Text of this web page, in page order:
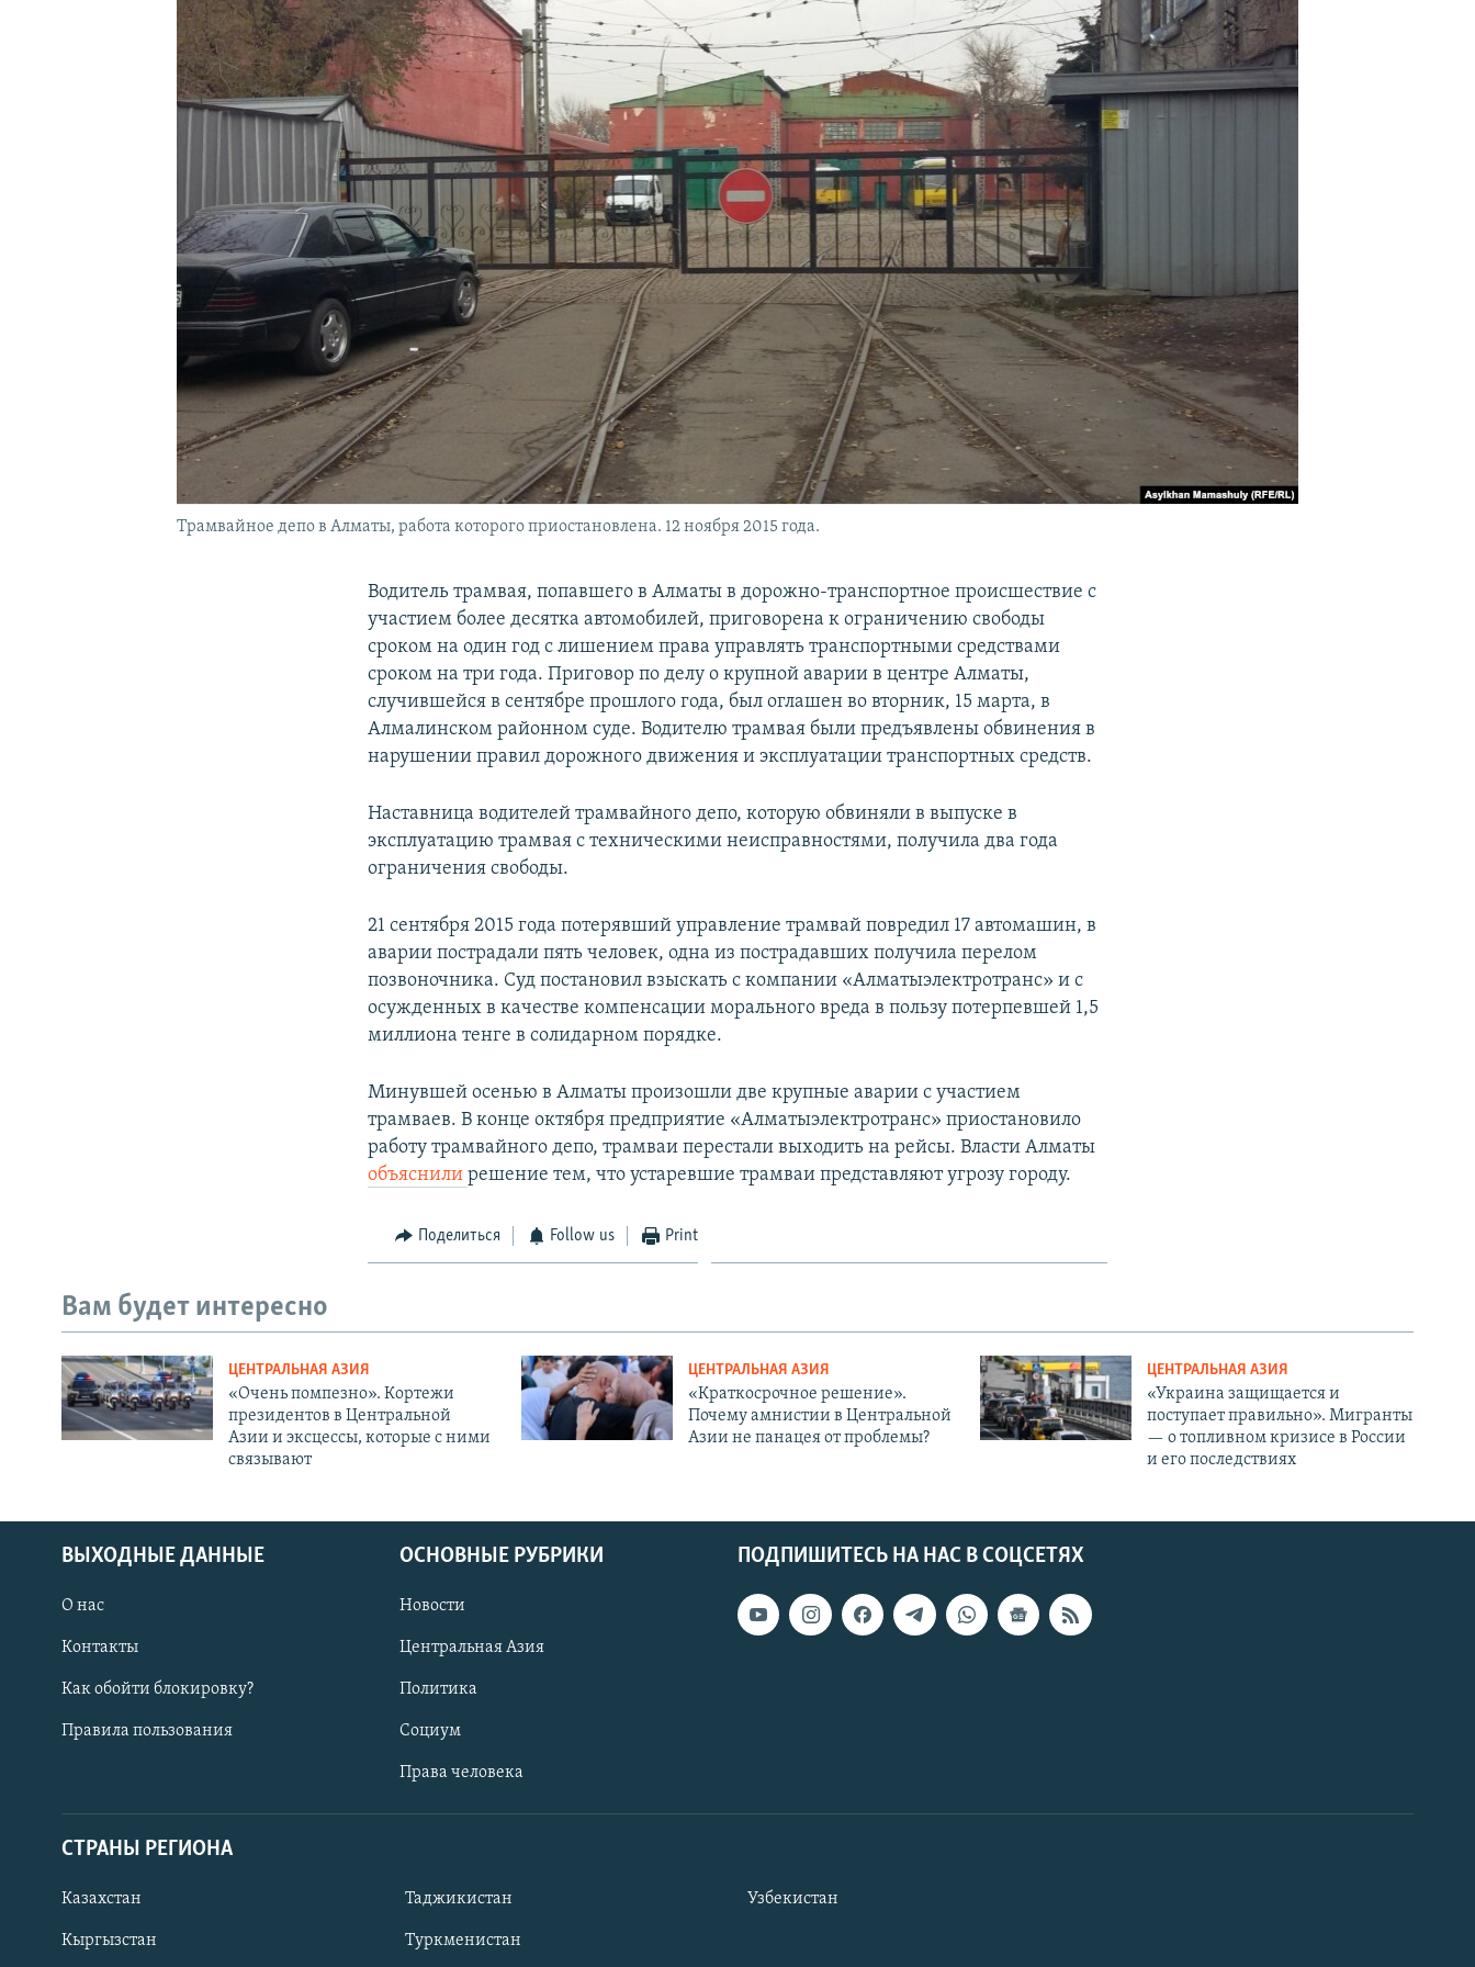
Трамвайное депо в Алматы, работа которого приостановлена. 12 ноября 2015 года.
Водитель трамвая, попавшего в Алматы в дорожно-транспортное происшествие с
участием более десятка автомобилей, приговорена к ограничению свободы
сроком на один год с лишением права управлять транспортными средствами
сроком на три года. Приговор по делу о крупной аварии в центре Алматы,
случившейся в сентябре прошлого года, был оглашен во вторник, 15 марта, в
Алмалинском районном суде. Водителю трамвая были предъявлены обвинения в
нарушении правил дорожного движения и эксплуатации транспортных средств.
Наставница водителей трамвайного депо, которую обвиняли в выпуске в
эксплуатацию трамвая с техническими неисправностями, получила два года
ограничения свободы.
21 сентября 2015 года потерявший управление трамвай повредил 17 автомашин, в
аварии пострадали пять человек, одна из пострадавших получила перелом
позвоночника. Суд постановил взыскать с компании «Алматыэлектротранс» и с
осужденных в качестве компенсации морального вреда в пользу потерпевшей 1,5
миллиона тенге в солидарном порядке.
Минувшей осенью в Алматы произошли две крупные аварии с участием
трамваев. В конце октября предприятие «Алматыэлектротранс» приостановило
работу трамвайного депо, трамваи перестали выходить на рейсы. Власти Алматы
объяснилирешение тем, что устаревшие трамваи представляют угрозу городу.
Поделиться Follow us Print
Вам будет интересно
ЦЕНТРАЛЬНАЯ АЗИЯ
«Очень помпезно». Кортежи
президентов в Центральной
Азии и эксцессы, которые с ними
связывают
ЦЕНТРАЛЬНАЯ АЗИЯ
«Краткосрочное решение».
Почему амнистии в Центральной
Азии не панацея от проблемы?
ЦЕНТРАЛЬНАЯ АЗИЯ
«Украина защищается и
поступает правильно». Мигранты
— о топливном кризисе в России
и его последствиях
ПОДПИШИТЕСЬ НА НАС В СОЦСЕТЯХ
ВЫХОДНЫЕ ДАННЫЕ
О нас
Контакты
Как обойти блокировку?
Правила пользования
ОСНОВНЫЕ РУБРИКИ
Новости
Центральная Азия
Политика
Социум
Права человека
СТРАНЫ РЕГИОНА
Казахстан
Кыргызстан
Таджикистан
Туркменистан
Узбекистан